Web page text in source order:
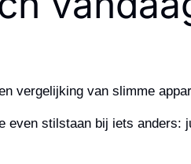
vergelijking van slimme
even stilstaan bij iets anders: